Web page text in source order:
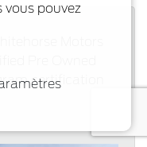
pouvez